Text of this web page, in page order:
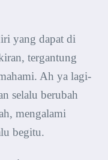
yang dapat di
tergantung
Ah ya lagi-
selalu berubah
mengalami
begitu.